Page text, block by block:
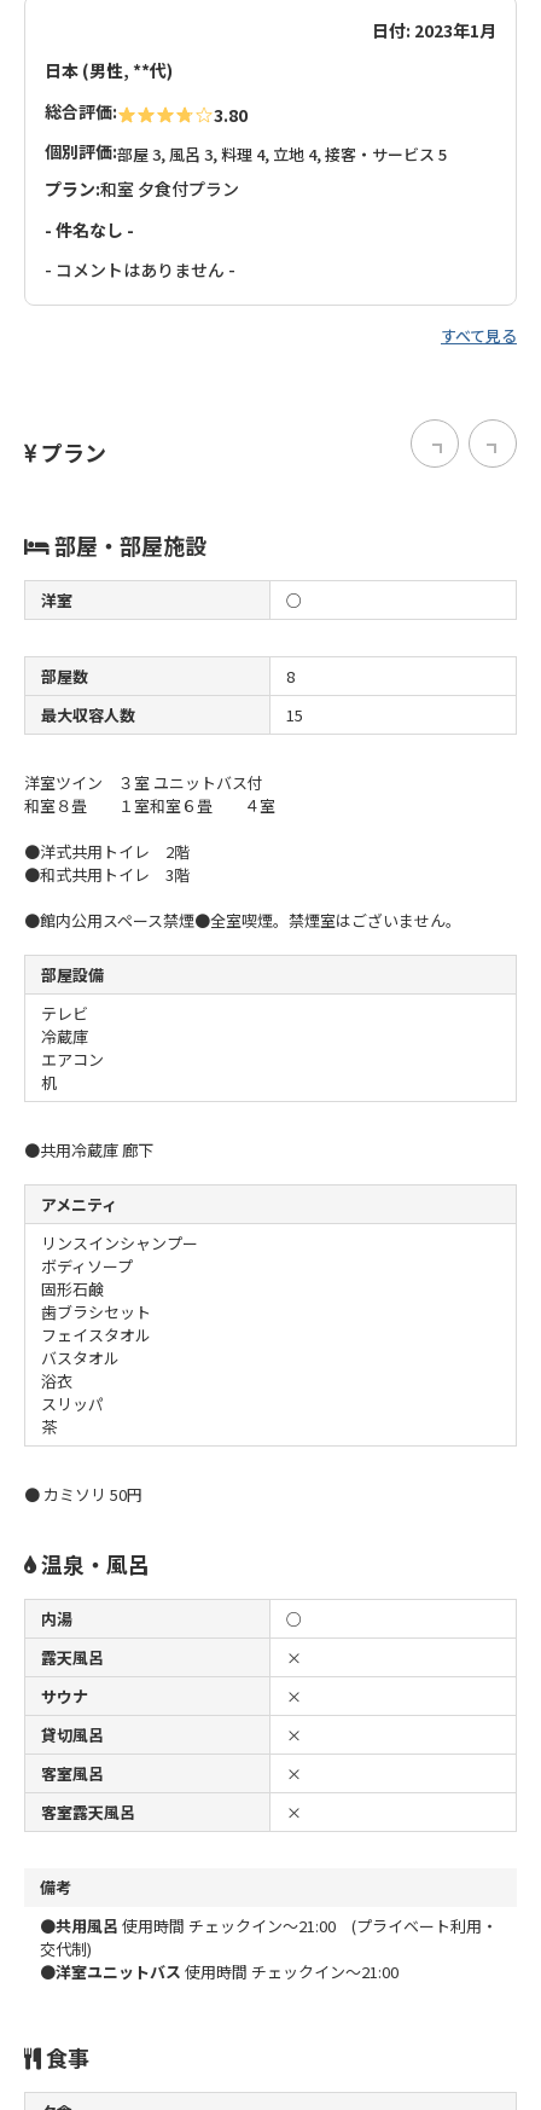
日付: 2023年1月
日本 (男性, **代)
総合評価:
3.80
個別評価:部屋 3, 風呂 3, 料理 4, 立地 4, 接客・サービス 5
プラン:和室 夕食付プラン
- 件名なし -
- コメントはありません -
すべて見る
プラン
部屋・部屋施設
洋室 ○
部屋数
8
最大収容人数
15
洋室ツイン ３室 ユニットバス付
和室８畳 １室和室６畳 ４室
●洋式共用トイレ 2階
●和式共用トイレ 3階
●館内公用スペース禁煙●全室喫煙。禁煙室はございません。
部屋設備
テレビ
冷蔵庫
エアコン
机
●共用冷蔵庫 廊下
アメニティ
リンスインシャンプー
ボディソープ
固形石鹸
歯ブラシセット
フェイスタオル
バスタオル
浴衣
スリッパ
茶
● カミソリ 50円
温泉・風呂
内湯
○
露天風呂
×
サウナ
×
貸切風呂
×
客室風呂
×
客室露天風呂
×
備考
●共用風呂 使用時間 チェックイン～21:00 (プライベート利用・
交代制)
●洋室ユニットバス 使用時間 チェックイン～21:00
食事